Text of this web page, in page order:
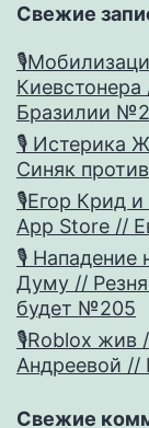
Свежие
Бразилии
🎙 Истерика
Синяк
🎙Егор Крид
App Store //
🎙 Нападение
Думу //
будет №205
🎙Roblox жив
Андреевой
Свежие